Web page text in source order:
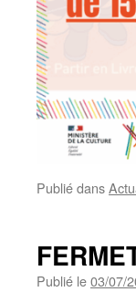
Publié dans
Publié le03/07/